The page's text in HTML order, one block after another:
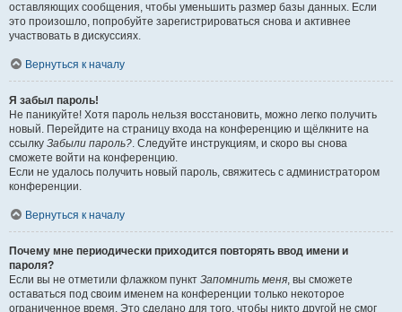
оставляющих сообщения, чтобы уменьшить размер базы данных. Если
это произошло, попробуйте зарегистрироваться снова и активнее
участвовать в дискуссиях.
Вернуться к началу
Я забыл пароль!
Не паникуйте! Хотя пароль нельзя восстановить, можно легко получить
новый. Перейдите на страницу входа на конференцию и щёлкните на
ссылку Забыли пароль?. Следуйте инструкциям, и скоро вы снова
сможете войти на конференцию.
Если не удалось получить новый пароль, свяжитесь с администратором
конференции.
Вернуться к началу
Почему мне периодически приходится повторять ввод имени и
пароля?
Если вы не отметили флажком пункт Запомнить меня, вы сможете
оставаться под своим именем на конференции только некоторое
ограниченное время. Это сделано для того, чтобы никто другой не смог